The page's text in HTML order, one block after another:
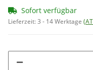
Sofort verfügbar
Lieferzeit:3 - 14 Werktage